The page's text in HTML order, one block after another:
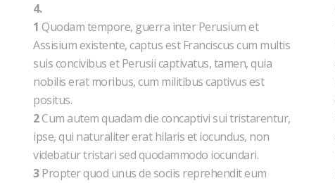
4.
1 Quodam tempore, guerra inter Perusium et
Assisium existente, captus est Franciscus cum multis
suis concivibus et Perusii captivatus, tamen, quia
nobilis erat moribus, cum militibus captivus est
positus.
2Cum autem quadam die concaptivi sui tristarentur,
ipse, qui naturaliter erat hilaris et iocundus, non
videbatur tristari sed quodammodo iocundari.
3Propter quod unus de sociis reprehendit eum